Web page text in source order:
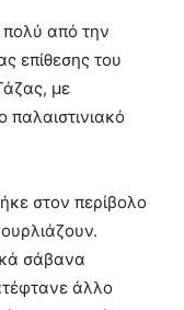
από την
επίθεσης του
με
παλαιστινιακό
στον περίβολο
σάβανα
άλλο